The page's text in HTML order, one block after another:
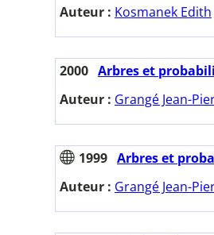
Auteur : Kosmanek Edith
2000 Arbres et
Auteur : Grangé Jean-
1999 Arbres et
Auteur : Grangé Jean-